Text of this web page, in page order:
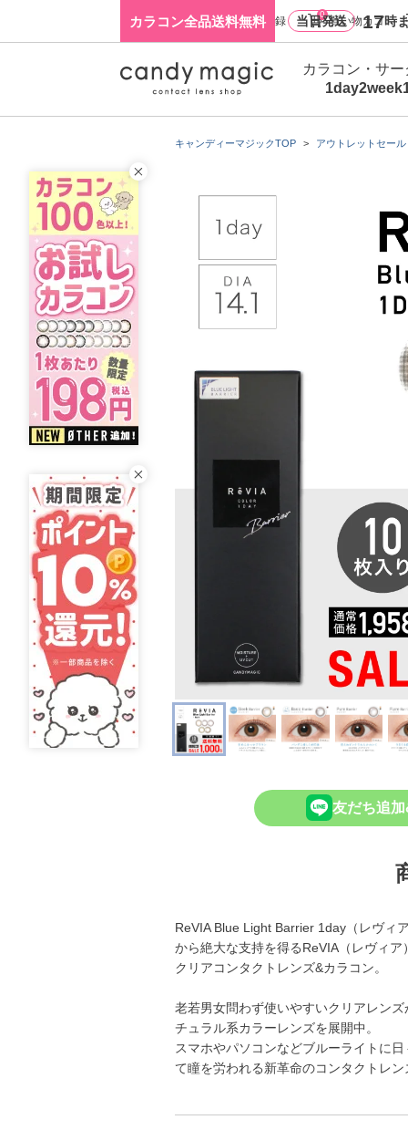
カラコン全品送料無料 当日発送 17時
キャンディーマジックTOP アウトレットセール
友だち追
ReVIA Blue Light Barrier 1day（レヴィ
から絶大な支持を得るReVIA（レヴィ
クリアコンタクトレンズ&カラコン。
老若男女問わず使いやすいクリアレン
チュラル系カラーレンズを展開中。
スマホやパソコンなどブルーライトに
て瞳を労われる新革命のコンタクトレン
ログイン・新規会員登録
0
買い物カゴ
カラコン・サ
1day2week